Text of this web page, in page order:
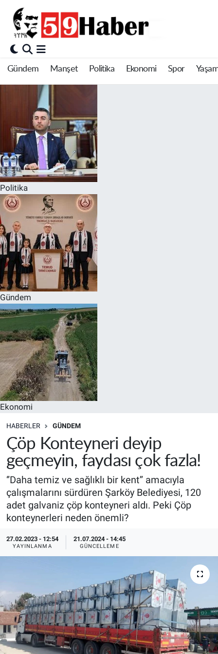
Gündem Manşet Politika Ekonomi Spor
Politika
Gündem
Ekonomi
HABERLER GÜNDEM
Çöp Konteyneri deyip
geçmeyin, faydası çok fazla!
‘’Daha temiz ve sağlıklı bir kent’’ amacıyla
çalışmalarını sürdüren Şarköy Belediyesi, 120
adet galvaniz çöp konteyneri aldı. Peki Çöp
konteynerleri neden önemli?
27.02.2023 - 12:54
YAYINLANMA
21.07.2024 - 14:45
GÜNCELLEME